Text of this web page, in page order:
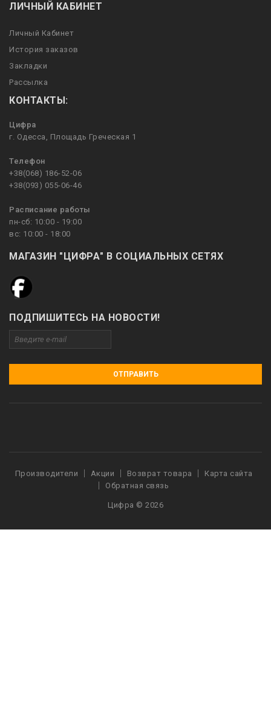
ЛИЧНЫЙ КАБИНЕТ
Личный Кабинет
История заказов
Закладки
Рассылка
КОНТАКТЫ:
Цифра
г. Одесса, Площадь Греческая 1
Телефон
+38(068) 186-52-06
+38(093) 055-06-46
Расписание работы
пн-сб: 10:00 - 19:00
вс: 10:00 - 18:00
МАГАЗИН "ЦИФРА" В СОЦИАЛЬНЫХ СЕТЯХ
ПОДПИШИТЕСЬ НА НОВОСТИ!
ОТПРАВИТЬ
Производители Акции Возврат товара
Карта сайта
Обратная связь
Цифра © 2026